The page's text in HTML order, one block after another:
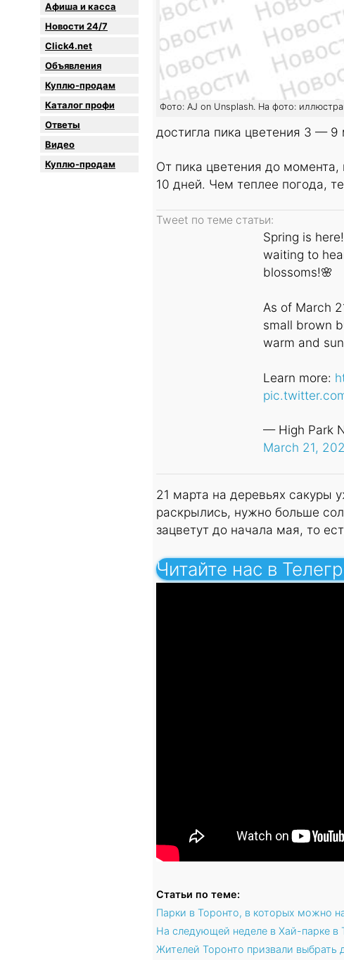
Афиша и касса
Новости 24/7
Click4.net
Объявления
Куплю-продам
Каталог профи
Oтветы
Видео
Куплю-продам
Фото: AJ on Unsplash. На фото:
достигла пика цветения 3 — 9
От пика цветения до
10 дней. Чем теплее погода,
Spring is
waiting to
blossoms!🌸
As of March
small brown
warm and
Learn more:
— High Park
March 21,
21 марта на деревьях сакуры
раскрылись, нужно больше
зацветут до начала мая, то
Читайте нас в
Статьи по теме:
Парки в Торонто, в которых можно
На следующей неделе в Хай-парке в
Жителей Торонто призвали выбрать